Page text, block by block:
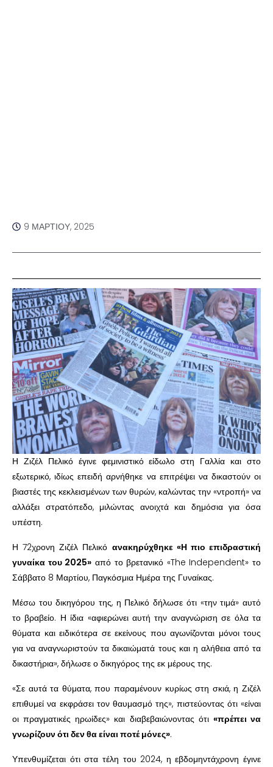
9 ΜΑΡΤΊΟΥ, 2025
Η Ζιζέλ Πελικό έγινε φεμινιστικό είδωλο στη Γαλλία και στο
εξωτερικό, ιδίως επειδή αρνήθηκε να επιτρέψει να δικαστούν οι
βιαστές της κεκλεισμένων των θυρών, καλώντας την «ντροπή» να
αλλάξει στρατόπεδο, μιλώντας ανοιχτά και δημόσια για όσα
υπέστη.
Η 72χρονη Ζιζέλ Πελικό ανακηρύχθηκε «Η πιο επιδραστική
γυναίκα του 2025» από το βρετανικό «The Independent» το
Σάββατο 8 Μαρτίου, Παγκόσμια Ημέρα της Γυναίκας.
Μέσω του δικηγόρου της, η Πελικό δήλωσε ότι «την τιμά» αυτό
το βραβείο. Η ίδια «αφιερώνει αυτή την αναγνώριση σε όλα τα
θύματα και ειδικότερα σε εκείνους που αγωνίζονται μόνοι τους
για να αναγνωριστούν τα δικαιώματά τους και η αλήθεια από τα
δικαστήρια», δήλωσε ο δικηγόρος της εκ μέρους της.
«Σε αυτά τα θύματα, που παραμένουν κυρίως στη σκιά, η Ζιζέλ
επιθυμεί να εκφράσει τον θαυμασμό της», πιστεύοντας ότι «είναι
οι πραγματικές ηρωίδες» και διαβεβαιώνοντας ότι «πρέπει να
γνωρίζουν ότι δεν θα είναι ποτέ μόνες».
Υπενθυμίζεται ότι στα τέλη του 2024, η εβδομηντάχρονη έγινε